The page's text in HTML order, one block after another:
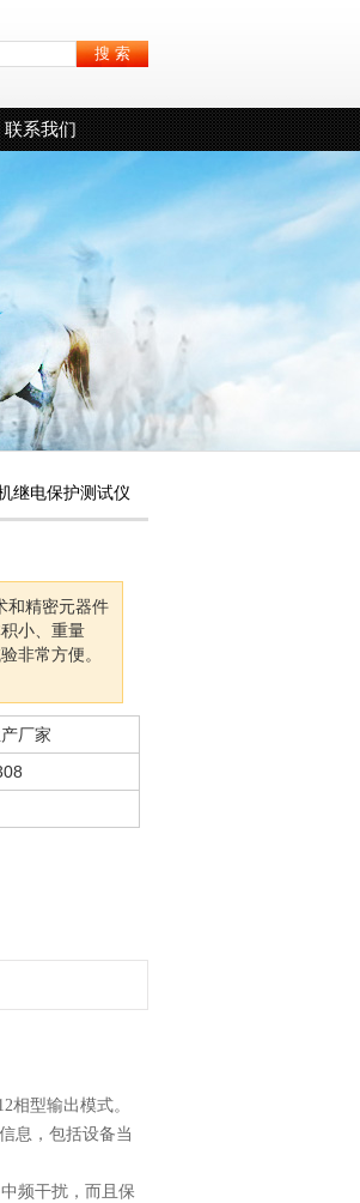
联系我们
继电保护测试仪
和精密元器件
小、重量
非常方便。
厂家
相型输出模式。
息，包括设备当
频干扰，而且保